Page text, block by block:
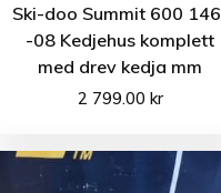
Ski-doo Summit 600
-08 Kedjehus komplett
med drev kedja mm
2 799.00 kr